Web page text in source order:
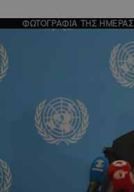
ΦΩΤΟΓΡΑΦΙΑ ΤΗΣ ΗΜΕΡΑΣ